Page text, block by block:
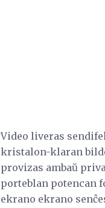
Video liveras
kristalon-klaran
provizas ambaŭ
porteblan potencan
ekrano ekrano